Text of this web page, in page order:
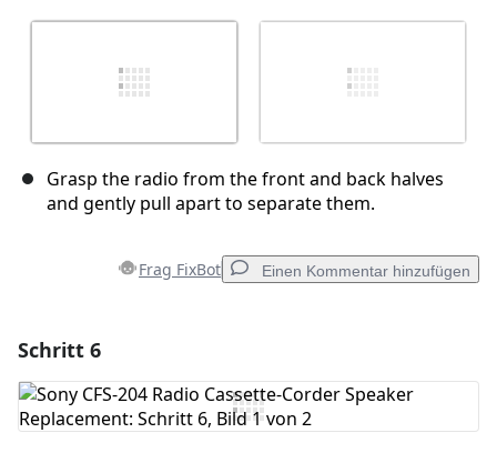
Grasp the radio from the front and back halves
and gently pull apart to separate them.
Frag FixBot Einen Kommentar hinzufügen
Kommentar hinzufügen
Schritt 6